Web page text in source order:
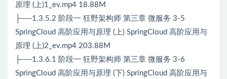
原理 (上)1_ev.mp4 18.88M
├──1.3.5.2 阶段一 狂野架构师 第三章 微服务 3-5
SpringCloud 高阶应用与原理 (上) SpringCloud 高阶应用与
原理 (上)2_ev.mp4 203.88M
├──1.3.6.1 阶段一 狂野架构师 第三章 微服务 3-6
SpringCloud 高阶应用与原理 (下) SpringCloud 高阶应用与